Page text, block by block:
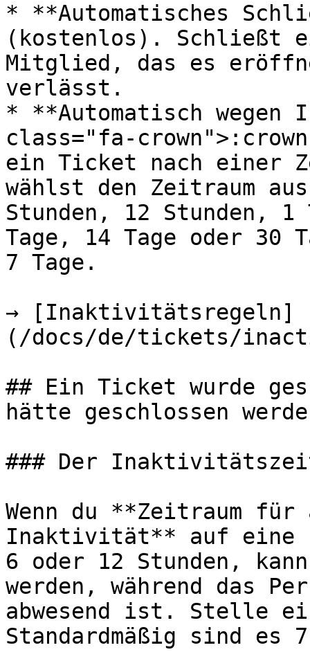
* **Automatisches
(kostenlos). Schließt
Mitglied, das es
verlässt.
* **Automatisch
class="fa-
ein Ticket nach einer
wählst den Zeitraum
Stunden, 12 Stunden,
Tage, 14 Tage oder 30
7 Tage.
→ [Inaktivitätsregeln]
(/docs/de/tickets/
## Ein Ticket wurde
hätte geschlossen
### Der
Wenn du **Zeitraum für
Inaktivität** auf eine
6 oder 12 Stunden,
werden, während das
abwesend ist. Stelle
Standardmäßig sind es